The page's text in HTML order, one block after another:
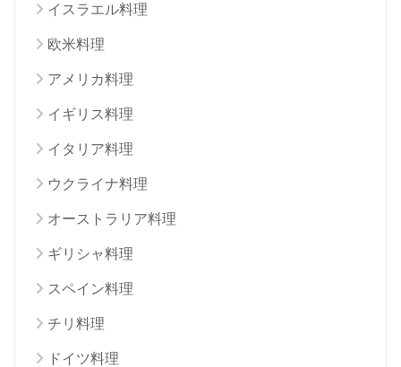
イスラエル料理
欧米料理
アメリカ料理
イギリス料理
イタリア料理
ウクライナ料理
オーストラリア料理
ギリシャ料理
スペイン料理
チリ料理
ドイツ料理